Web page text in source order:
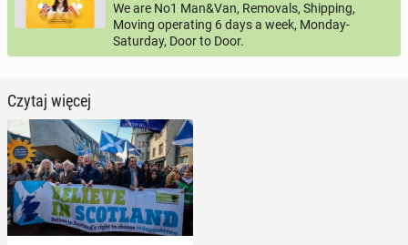
We are No1 Man&Van, Removals, Shipping,
Moving operating 6 days a week, Monday-
Saturday, Door to Door.
Czytaj więcej